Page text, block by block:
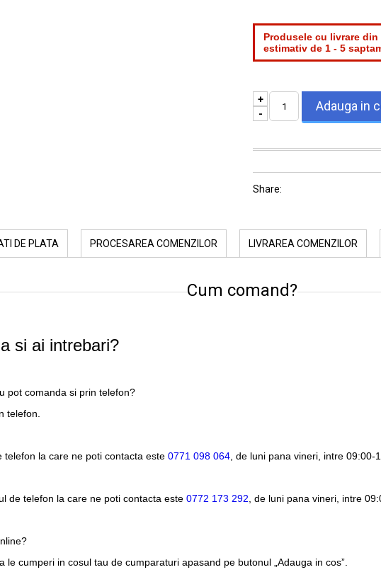
Produsele cu livrare
estimativ de 1 - 5
+
-
Share:
DE PLATA PROCESAREA COMENZILOR LIVRAREA COMENZILOR
Cum comand?
si ai intrebari?
pot comanda si prin telefon?
telefon.
telefon la care ne poti contacta este 0771 098 064, de luni pana vineri, intre 09:00-
de telefon la care ne poti contacta este 0772 173 292, de luni pana vineri, intre
le cumperi in cosul tau de cumparaturi apasand pe butonul „Adauga in cos”.